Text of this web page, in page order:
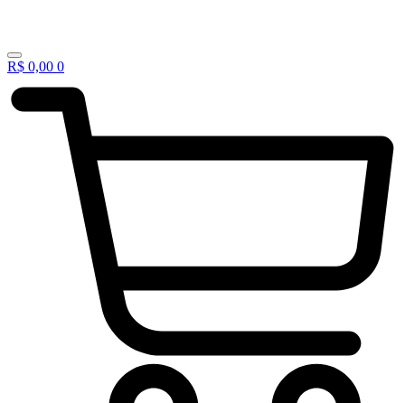
R$ 0,00 0